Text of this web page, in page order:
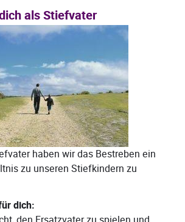
als Stiefvater
haben wir das Bestreben ein
zu unseren Stiefkindern zu
dich: